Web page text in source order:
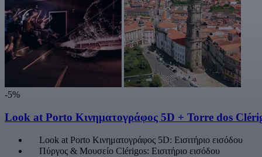
-5%
Look at Porto Κινηματογράφος 5D + Torre dos
Look at Porto Κινηματογράφος 5D: Εισιτήριο εισόδου
Πύργος & Μουσείο Clérigos: Εισιτήριο εισόδου